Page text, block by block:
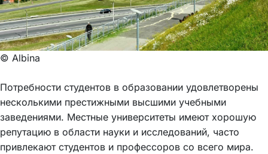
© Albina
Потребности студентов в образовании удовлетворены
несколькими престижными высшими учебными
заведениями. Местные университеты имеют хорошую
репутацию в области науки и исследований, часто
привлекают студентов и профессоров со всего мира.